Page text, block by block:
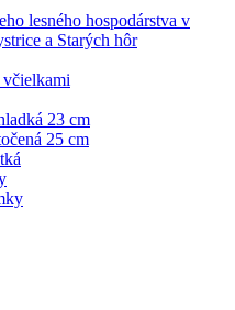
lesného hospodárstva v
a Starých hôr
včielkami
23 cm
25 cm